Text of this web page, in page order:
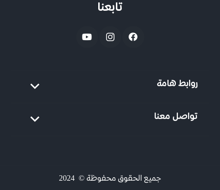
تابعنا
روابط هامة
تواصل معنا
جميع الحقوق محفوظة © 2024